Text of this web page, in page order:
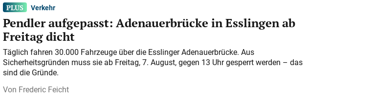
Verkehr
Pendler aufgepasst: Adenauerbrücke in Esslingen ab
Freitag dicht
Täglich fahren 30.000 Fahrzeuge über die Esslinger Adenauerbrücke. Aus
Sicherheitsgründen muss sie ab Freitag, 7. August, gegen 13 Uhr gesperrt werden – das
sind die Gründe.
Frederic Feicht